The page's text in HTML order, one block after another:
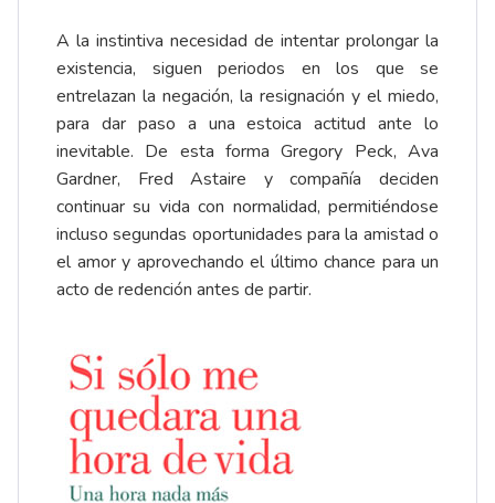
A la instintiva necesidad de intentar prolongar la
existencia, siguen periodos en los que se
entrelazan la negación, la resignación y el miedo,
para dar paso a una estoica actitud ante lo
inevitable. De esta forma Gregory Peck, Ava
Gardner, Fred Astaire y compañía deciden
continuar su vida con normalidad, permitiéndose
incluso segundas oportunidades para la amistad o
el amor y aprovechando el último chance para un
acto de redención antes de partir.